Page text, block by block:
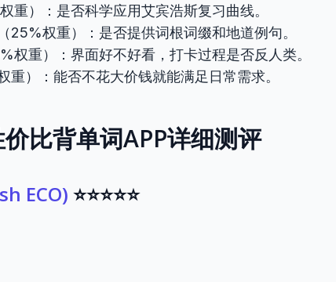
重）：是否科学应用艾宾浩斯复习曲线。
25%权重）：是否提供词根词缀和地道例句。
权重）：界面好不好看，打卡过程是否反人类。
重）：能否不花大价钱就能满足日常需求。
比背单词APP详细测评
ECO) ⭐⭐⭐⭐⭐